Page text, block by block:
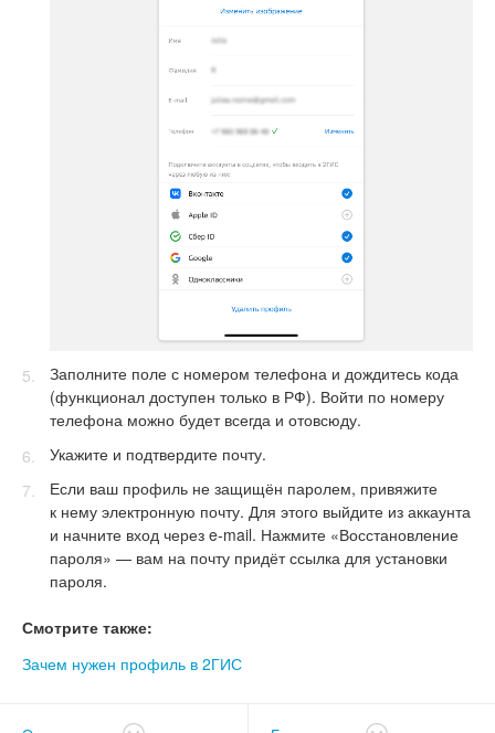
Заполните поле с номером телефона и дождитесь кода
(функционал доступен только в РФ). Войти по номеру
телефона можно будет всегда и отовсюду.
Укажите и подтвердите почту.
Если ваш профиль не защищён паролем, привяжите
к нему электронную почту. Для этого выйдите из аккаунта
и начните вход через e-mail. Нажмите «Восстановление
пароля» — вам на почту придёт ссылка для установки
пароля.
Смотрите также:
Зачем нужен профиль в 2ГИС